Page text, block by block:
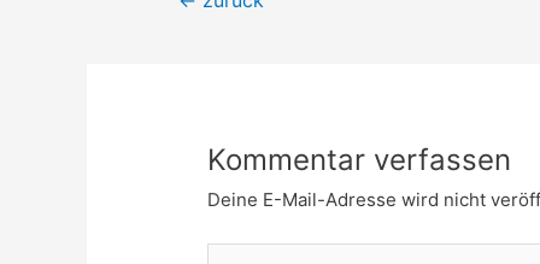
Kommentar verfassen
Deine E-Mail-Adresse wird nicht